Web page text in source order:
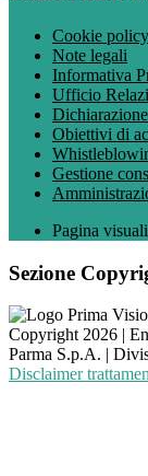
Cookie policy
Note legali
Informativa
Ufficio
Obiettivi di
Gestione
Pagina
Sezione
Copyright 2026 |
Parma S.p.A. |
Disclaimer